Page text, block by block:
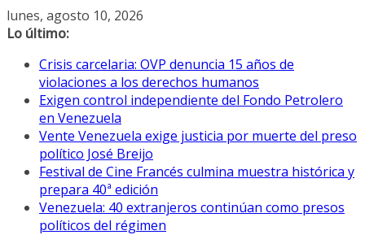
Saltar
al
lunes, agosto 10, 2026
Lo último:
Crisis carcelaria: OVP denuncia 15 años de
violaciones a los derechos humanos
Exigen control independiente del Fondo Petrolero
en Venezuela
Vente Venezuela exige justicia por muerte del preso
político José Breijo
Festival de Cine Francés culmina muestra histórica y
prepara 40ª edición
Venezuela: 40 extranjeros continúan como presos
políticos del régimen